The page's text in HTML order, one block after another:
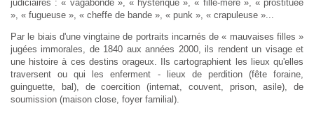
judiciaires : « vagabonde », « hystérique », « fille-mère », « prostituée
», « fugueuse », « cheffe de bande », « punk », « crapuleuse »...
Par le biais d'une vingtaine de portraits incarnés de « mauvaises filles »
jugées immorales, de 1840 aux années 2000, ils rendent un visage et
une histoire à ces destins orageux. Ils cartographient les lieux qu'elles
traversent ou qui les enferment - lieux de perdition (fête foraine,
guinguette, bal), de coercition (internat, couvent, prison, asile), de
soumission (maison close, foyer familial).